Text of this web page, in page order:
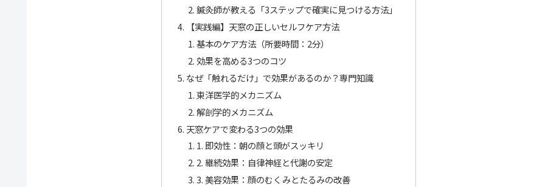
鍼灸師が教える「3ステップで確実に見つける方法」
【実践編】天窓の正しいセルフケア方法
基本のケア方法（所要時間：2分）
効果を高める3つのコツ
なぜ「触れるだけ」で効果があるのか？専門知識
東洋医学的メカニズム
解剖学的メカニズム
天窓ケアで変わる3つの効果
1. 即効性：朝の顔と頭がスッキリ
2. 継続効果：自律神経と代謝の安定
3. 美容効果：顔のむくみとたるみの改善